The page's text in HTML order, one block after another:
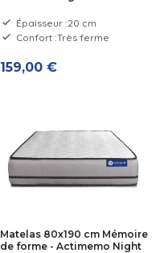
Épaisseur :20 cm
Confort :Très ferme
159,00 €
Matelas 80x190 cm Mémoire
de forme - Actimemo Night